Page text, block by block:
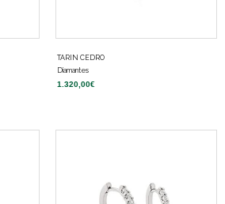
TARIN CEDRO
Diamantes
1.320,00€